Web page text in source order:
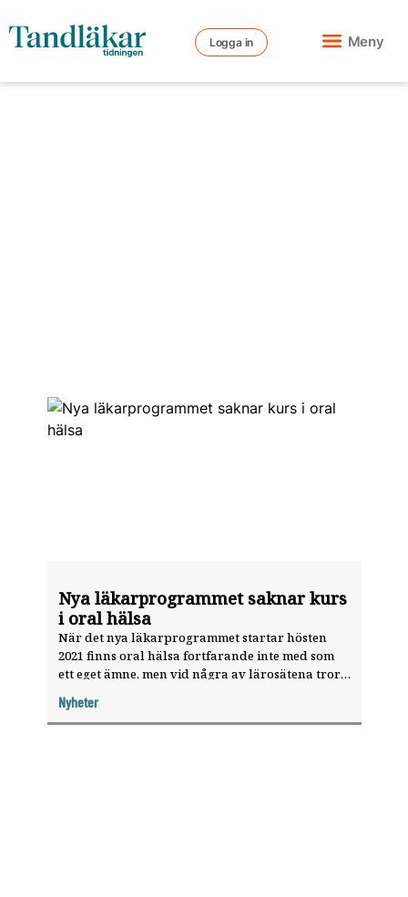
Logga in Meny
Nya läkarprogrammet saknar kurs
i oral hälsa
När det nya läkarprogrammet startar hösten
2021 finns oral hälsa fortfarande inte med som
ett eget ämne, men vid några av lärosätena tror
utbildningen.
Nyheter